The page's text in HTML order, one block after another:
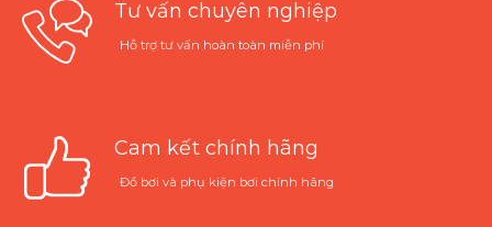
Tư vấn chuyên nghiệp
Hỗ trợ tư vấn hoàn toàn miễn phí
Cam kết chính hãng
Đồ bơi và phụ kiện bơi chính hãng